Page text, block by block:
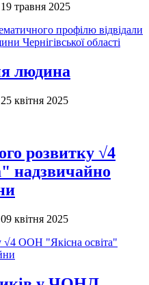
19 травня 2025
профілю відвідали
Чернігівської області
людина
25 квітня 2025
розвитку √4
надзвичайно
09 квітня 2025
√4 ООН "Якісна освіта"